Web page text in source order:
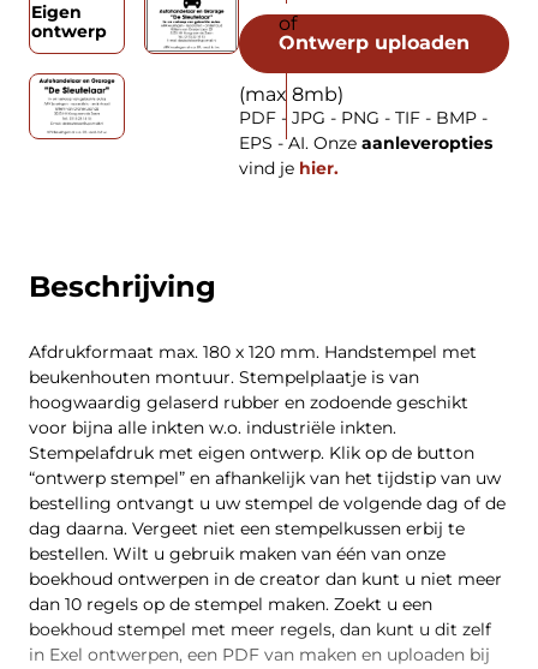
Beschrijving
Afdrukformaat max. 180 x 120 mm. Handstempel met
beukenhouten montuur. Stempelplaatje is van
hoogwaardig gelaserd rubber en zodoende geschikt
voor bijna alle inkten w.o. industriële inkten.
Stempelafdruk met eigen ontwerp. Klik op de button
“ontwerp stempel” en afhankelijk van het tijdstip van uw
bestelling ontvangt u uw stempel de volgende dag of de
dag daarna. Vergeet niet een stempelkussen erbij te
bestellen. Wilt u gebruik maken van één van onze
boekhoud ontwerpen in de creator dan kunt u niet meer
dan 10 regels op de stempel maken. Zoekt u een
boekhoud stempel met meer regels, dan kunt u dit zelf
in Exel ontwerpen, een PDF van maken en uploaden bij
Eigen
ontwerp
Ontwerp uploaden
(max 8mb)
PDF - JPG - PNG - TIF - BMP -
EPS - AI. Onze aanleveropties
vind je hier.